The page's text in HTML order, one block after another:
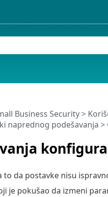
Business Security>
naprednog podešavanja
da postavke nisu
je pokušao da izmeni